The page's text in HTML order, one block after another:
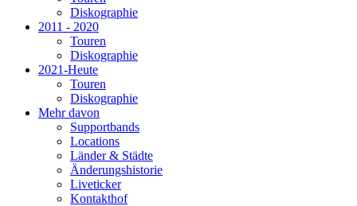
Diskographie
2011 - 2020
Touren
Diskographie
2021-Heute
Touren
Diskographie
Mehr davon
Supportbands
Locations
Länder & Städte
Änderungshistorie
Liveticker
Kontakthof